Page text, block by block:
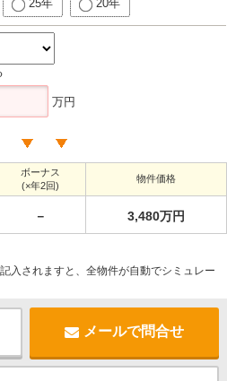
25年 20年
万円
ボーナス
(×年2回)
物件価格
－ 3,480万円
入されますと、全物件が自動でシミュレー
メールで問合せ